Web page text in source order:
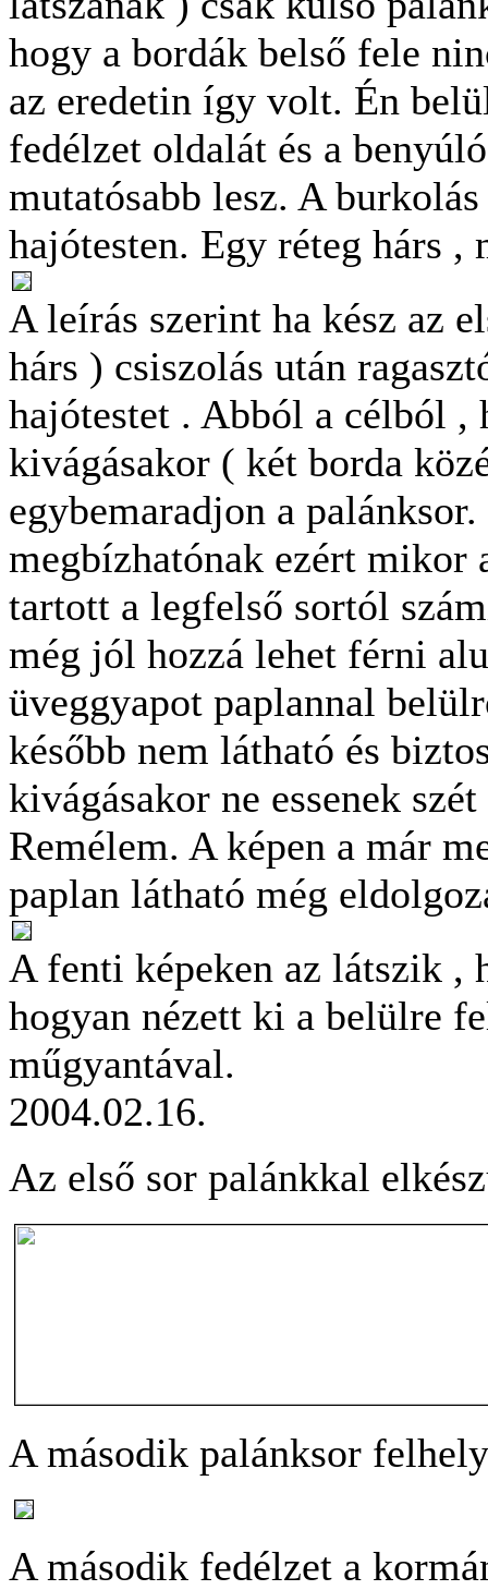
hogy a bordák belső fele
az eredetin így volt. Én
fedélzet oldalát és a
mutatósabb lesz. A
hajótesten. Egy réteg hárs ,
A leírás szerint ha kész az
hárs ) csiszolás után
hajótestet . Abból a célból ,
kivágásakor ( két borda
egybemaradjon a
megbízhatónak ezért mikor
tartott a legfelső sortól
még jól hozzá lehet férni
üveggyapot paplannal
később nem látható és
kivágásakor ne essenek
Remélem. A képen a már
paplan látható még
A fenti képeken az látszik ,
hogyan nézett ki a belülre
műgyantával.
2004.02.16.
Az első sor palánkkal
A második palánksor
A második fedélzet a